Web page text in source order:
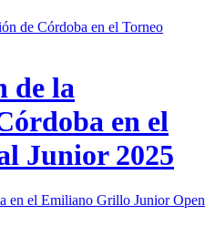
de la
en el
Junior 2025